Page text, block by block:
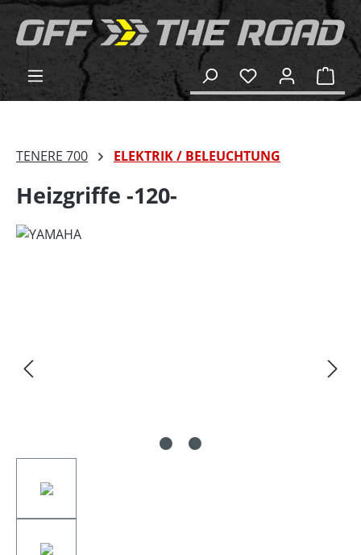
springen
TENERE 700 ELEKTRIK / BELEUCHTUNG
Heizgriffe -120-